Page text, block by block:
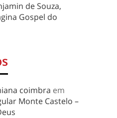
de Souza,
Gospel do
coimbra em
Monte Castelo –